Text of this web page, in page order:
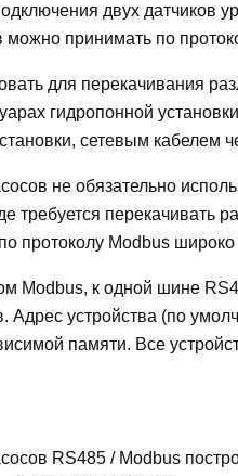
двух датчиков
можно принимать по
для перекачивания
гидропонной
сетевым кабелем
не обязательно
требуется перекачивать
протоколу Modbus
Modbus, к одной шине
Адрес устройства (по
памяти. Все
RS485 / Modbus